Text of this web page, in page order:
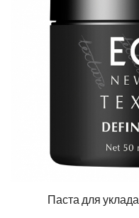
Паста для